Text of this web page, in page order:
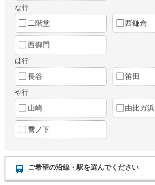
な行
二階堂 西鎌倉
西御門
は行
長谷 笛田
や行
山崎 由比ガ浜
雪ノ下
ご希望の沿線・駅を選んでください